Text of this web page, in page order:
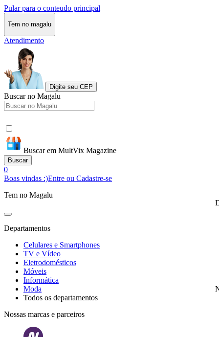
Pular para o conteudo principal
Tem no magalu
Atendimento
Digite seu CEP
Buscar no Magalu
Buscar em MultVix Magazine
Buscar
0
Boas vindas :)Entre ou Cadastre-se
Tem no Magalu
Departamentos
Celulares e Smartphones
TV e Vídeo
Eletrodomésticos
Móveis
Informática
Moda
Todos os departamentos
Nossas marcas e parceiros